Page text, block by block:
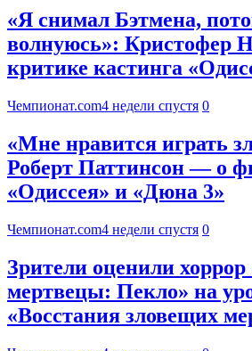
«Я снимал Бэтмена,
волнуюсь»: Кристофер
критике кастинга
Чемпионат.com4 недели спустя 0
«Мне нравится играть
Роберт Паттинсон — о
«Одиссея» и «Дюна 3»
Чемпионат.com4 недели спустя 0
Зрители оценили
мертвецы: Пекло» на
«Восстания зловещих